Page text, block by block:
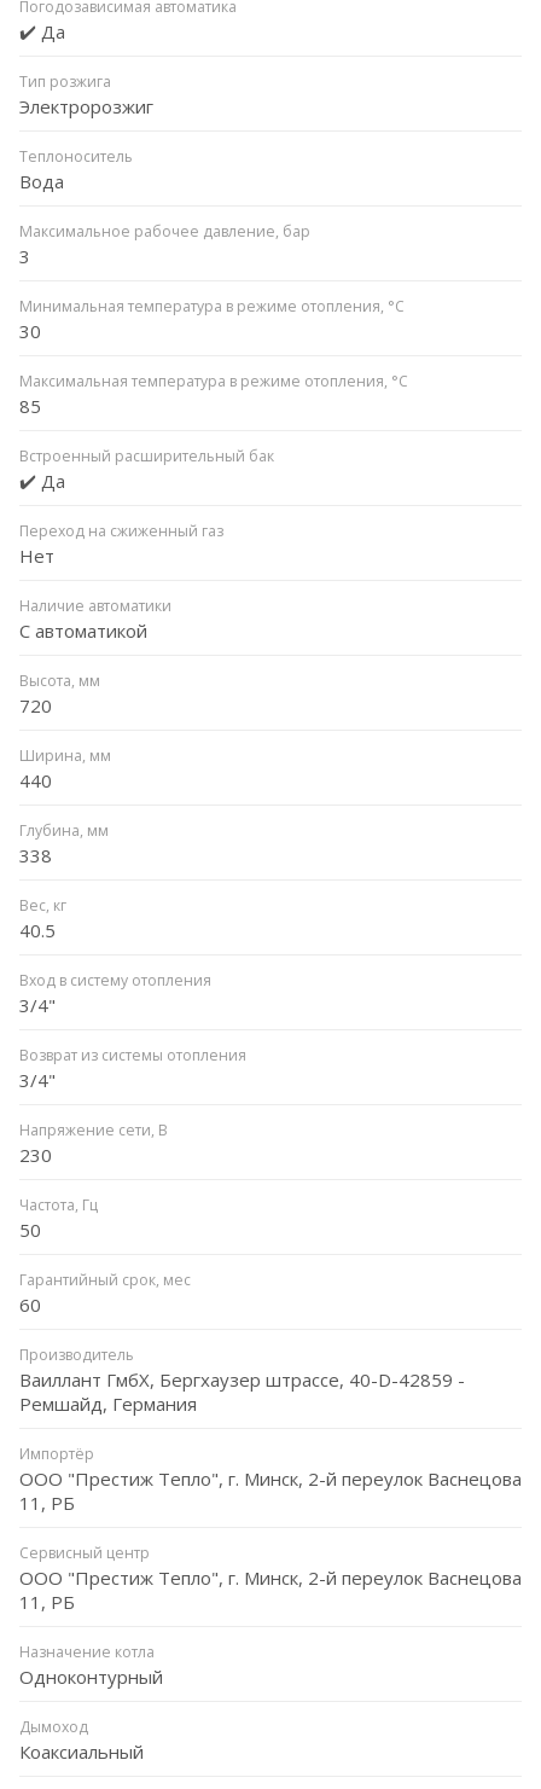
Погодозависимая автоматика
✔️ Да
Тип розжига
Электророзжиг
Теплоноситель
Вода
Максимальное рабочее давление, бар
3
Минимальная температура в режиме отопления, °C
30
Максимальная температура в режиме отопления, °C
85
Встроенный расширительный бак
✔️ Да
Переход на сжиженный газ
Нет
Наличие автоматики
С автоматикой
Высота, мм
720
Ширина, мм
440
Глубина, мм
338
Вес, кг
40.5
Вход в систему отопления
3/4"
Возврат из системы отопления
3/4"
Напряжение сети, В
230
Частота, Гц
50
Гарантийный срок, мес
60
Производитель
Ваиллант ГмбХ, Бергхаузер штрассе, 40-D-42859 -
Ремшайд, Германия
Импортёр
ООО "Престиж Тепло", г. Минск, 2-й переулок Васнецова
11, РБ
Сервисный центр
ООО "Престиж Тепло", г. Минск, 2-й переулок Васнецова
11, РБ
Назначение котла
Одноконтурный
Дымоход
Коаксиальный